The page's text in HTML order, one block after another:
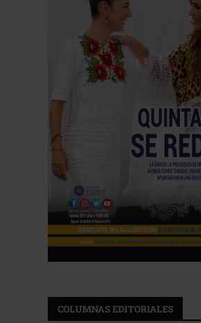
COLUMNAS EDITORIALES